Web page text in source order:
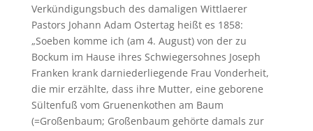
Verkündigungsbuch des damaligen Wittlaerer
Pastors Johann Adam Ostertag heißt es 1858:
„Soeben komme ich (am 4. August) von der zu
Bockum im Hause ihres Schwiegersohnes Joseph
Franken krank darniederliegende Frau Vonderheit,
die mir erzählte, dass ihre Mutter, eine geborene
Sültenfuß vom Gruenenkothen am Baum
(=Großenbaum; Großenbaum gehörte damals zur